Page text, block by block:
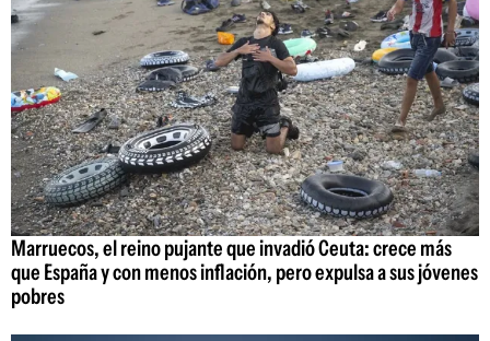
Marruecos, el reino pujante que invadió Ceuta: crece más
que España y con menos inflación, pero expulsa a sus jóvenes
pobres